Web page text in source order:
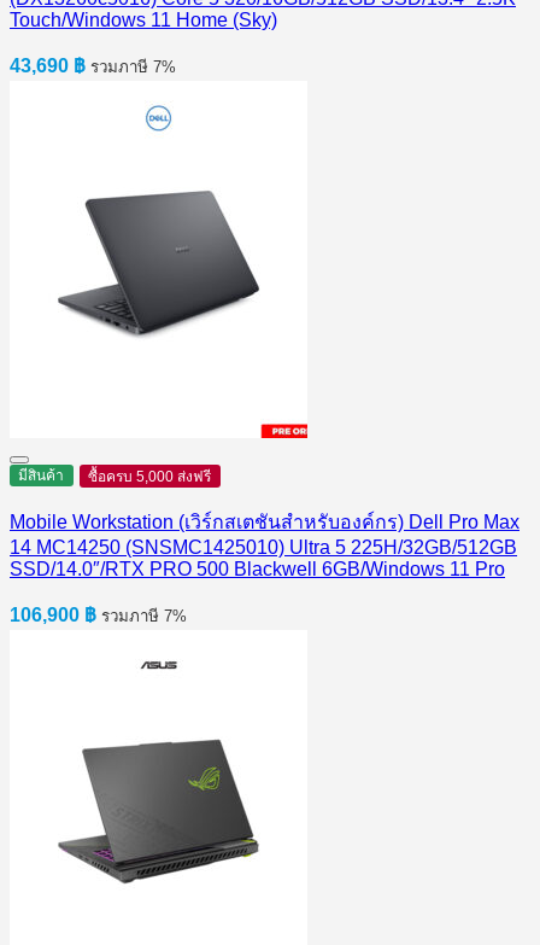
Touch/Windows 11 Home (Sky)
43,690 ฿ รวมภาษี 7%
มีสินค้า ซื้อครบ 5,000 ส่งฟรี
Mobile Workstation (เวิร์กสเตชันสำหรับองค์กร) Dell Pro Max
14 MC14250 (SNSMC1425010) Ultra 5 225H/32GB/512GB
SSD/14.0″/RTX PRO 500 Blackwell 6GB/Windows 11 Pro
106,900 ฿ รวมภาษี 7%